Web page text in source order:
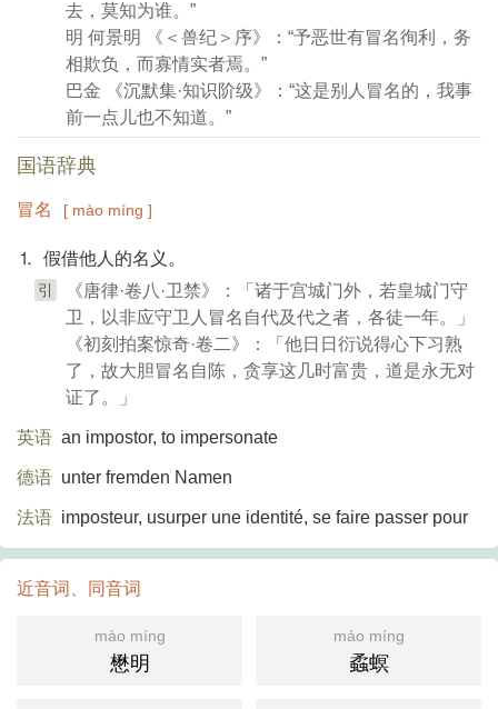
去，莫知为谁。”
明 何景明 《＜兽纪＞序》：“予恶世有冒名徇利，务
相欺负，而寡情实者焉。”
巴金 《沉默集·知识阶级》：“这是别人冒名的，我事
前一点儿也不知道。”
国语辞典
冒名 [ mào míng ]
⒈ 假借他人的名义。
引
《唐律·卷八·卫禁》：「诸于宫城门外，若皇城门守
卫，以非应守卫人冒名自代及代之者，各徒一年。」
《初刻拍案惊奇·卷二》：「他日日衍说得心下习熟
了，故大胆冒名自陈，贪享这几时富贵，道是永无对
证了。」
英语 an impostor, to impersonate
德语 unter fremden Namen
法语 imposteur, usurper une identité, se faire passer pour
近音词、同音词
mào míng
懋明
máo míng
蟊螟